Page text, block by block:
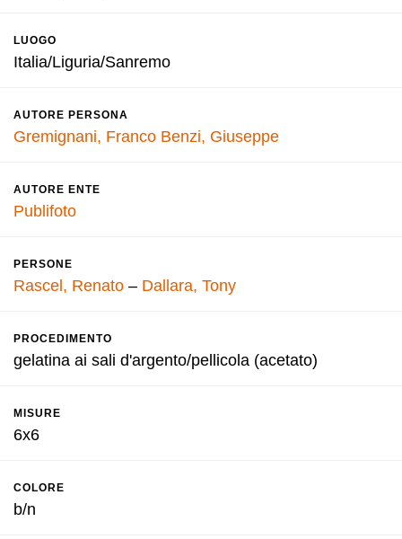
LUOGO
Italia/Liguria/Sanremo
AUTORE PERSONA
Gremignani, Franco Benzi, Giuseppe
AUTORE ENTE
Publifoto
PERSONE
Rascel, Renato – Dallara, Tony
PROCEDIMENTO
gelatina ai sali d'argento/pellicola (acetato)
MISURE
6x6
COLORE
b/n